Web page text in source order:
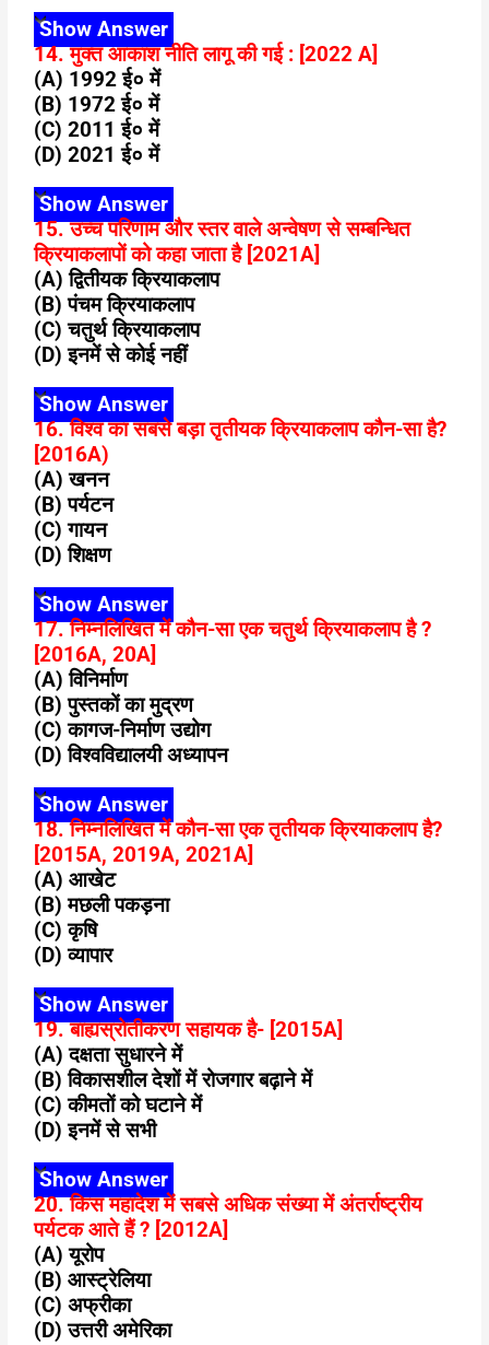
Show Answer
14. मुक्त आकाश नीति लागू की गई : [2022 A]
(A) 1992 ई० में
(B) 1972 ई० में
(C) 2011 ई० में
(D) 2021 ई० में
Show Answer
15. उच्च परिणाम और स्तर वाले अन्वेषण से सम्बन्धित
क्रियाकलापों को कहा जाता है [2021A]
(A) द्वितीयक क्रियाकलाप
(B) पंचम क्रियाकलाप
(C) चतुर्थ क्रियाकलाप
(D) इनमें से कोई नहीं
Show Answer
16. विश्व का सबसे बड़ा तृतीयक क्रियाकलाप कौन-सा है?
[2016A)
(A) खनन
(B) पर्यटन
(C) गायन
(D) शिक्षण
Show Answer
17. निम्नलिखित में कौन-सा एक चतुर्थ क्रियाकलाप है ?
[2016A, 20A]
(A) विनिर्माण
(B) पुस्तकों का मुद्रण
(C) कागज-निर्माण उद्योग
(D) विश्वविद्यालयी अध्यापन
Show Answer
18. निम्नलिखित में कौन-सा एक तृतीयक क्रियाकलाप है?
[2015A, 2019A, 2021A]
(A) आखेट
(B) मछली पकड़ना
(C) कृषि
(D) व्यापार
Show Answer
19. बाह्यस्रोतीकरण सहायक है- [2015A]
(A) दक्षता सुधारने में
(B) विकासशील देशों में रोजगार बढ़ाने में
(C) कीमतों को घटाने में
(D) इनमें से सभी
Show Answer
20. किस महादेश में सबसे अधिक संख्या में अंतर्राष्ट्रीय
पर्यटक आते हैं ? [2012A]
(A) यूरोप
(B) आस्ट्रेलिया
(C) अफ्रीका
(D) उत्तरी अमेरिका